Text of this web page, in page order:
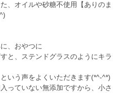
、オイルや砂糖不使用【ありのま
、おやつに
と、ステンドグラスのようにキラ
いう声をよくいただきます(*^-^*)
っていない無添加ですから、小さ